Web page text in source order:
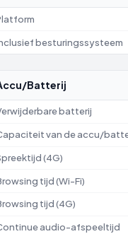
besturingssysteem
Batterij
batterij
van de accu/
(4G)
tijd (Wi-Fi)
tijd (4G)
audio-afspeeltijd